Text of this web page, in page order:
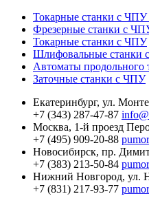
Токарные станки с ЧПУ
Фрезерные станки с
Токарные станки с ЧПУ
Шлифовальные станки
Автоматы продольного
Заточные станки с ЧПУ
Екатеринбург, ул.
+7 (343) 287-47-87
Москва, 1-й проезд
+7 (495) 909-20-88
Новосибирск, пр.
+7 (383) 213-50-84
Нижний Новгород, ул.
+7 (831) 217-93-77